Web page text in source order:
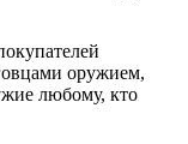
оружием,
любому, кто